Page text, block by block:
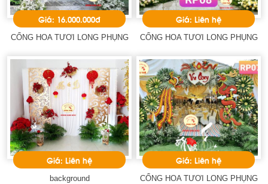
Giá: 16.000.000đ
CỔNG HOA TƯƠI LONG PHỤNG
Giá: Liên hệ
CỔNG HOA TƯƠI LONG PHỤNG
Giá: Liên hệ
background
Giá: Liên hệ
CỔNG HOA TƯƠI LONG PHỤNG